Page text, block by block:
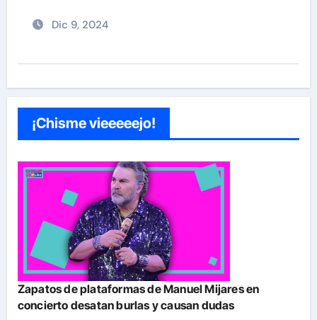
Nov 28, 2024
¡Chisme vieeeeejo!
Zapatos de plataformas de Manuel Mijares en
concierto desatan burlas y causan dudas